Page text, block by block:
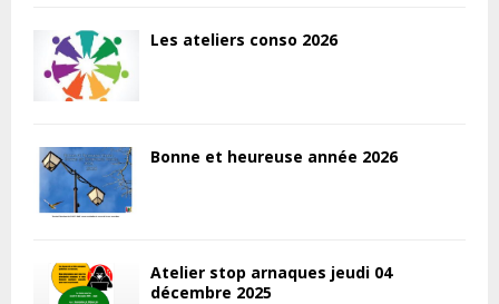
Les ateliers conso 2026
Bonne et heureuse année 2026
Atelier stop arnaques jeudi 04
décembre 2025